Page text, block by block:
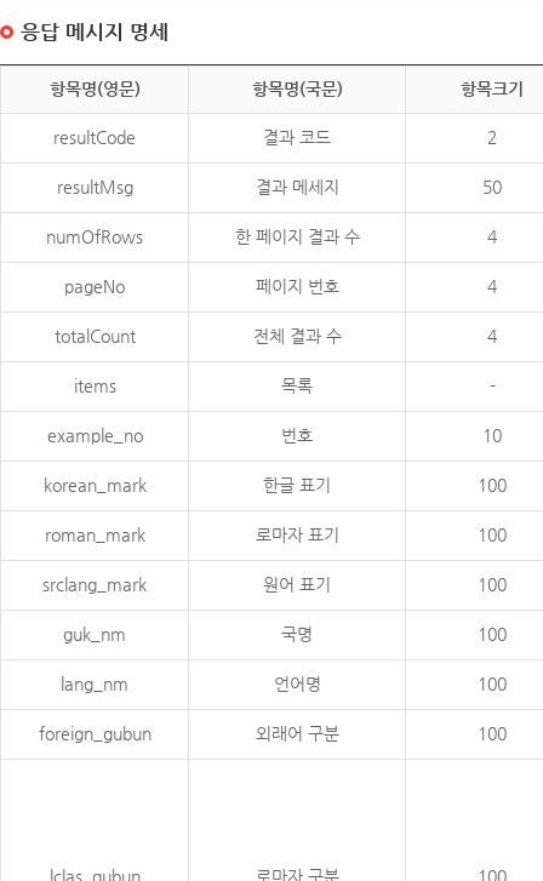
응답 메시지 명세
항목명(영문) 항목명(국문) 항목크기
resultCode 결과 코드 2
resultMsg 결과 메세지 50
numOfRows 한 페이지 결과 수 4
pageNo 페이지 번호 4
totalCount 전체 결과 수 4
items 목록 -
example_no 번호 10
korean_mark 한글 표기 100
roman_mark 로마자 표기 100
srclang_mark 원어 표기 100
guk_nm 국명 100
lang_nm 언어명 100
foreign_gubun 외래어 구분 100
lclas_gubun 로마자 구분 100